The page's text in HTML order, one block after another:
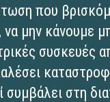
που
μην κάνουμε
συσκευές
συμβάλει στη